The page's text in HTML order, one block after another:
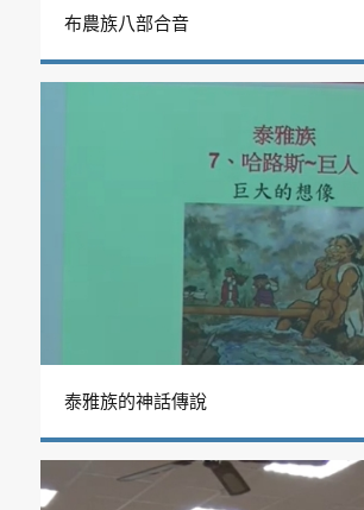
布農族八部合音
泰雅族的神話傳說